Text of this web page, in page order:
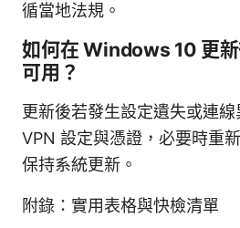
循當地法規。
如何在 Windows 10 更
可用？
更新後若發生設定遺失或連
VPN 設定與憑證，必要時重
保持系統更新。
附錄：實用表格與快檢清單